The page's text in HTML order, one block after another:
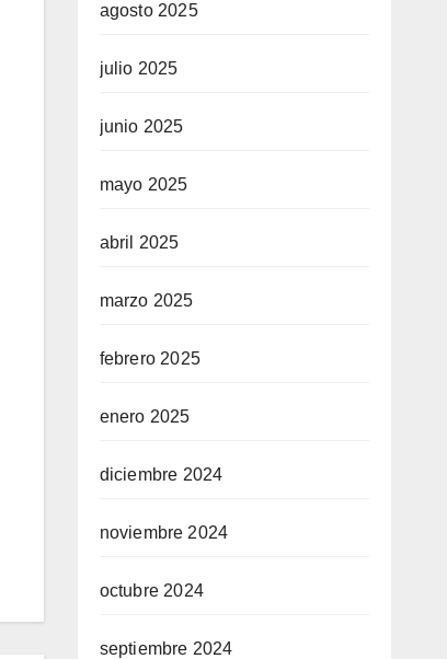
agosto 2025
julio 2025
junio 2025
mayo 2025
abril 2025
marzo 2025
febrero 2025
enero 2025
diciembre 2024
noviembre 2024
octubre 2024
septiembre 2024